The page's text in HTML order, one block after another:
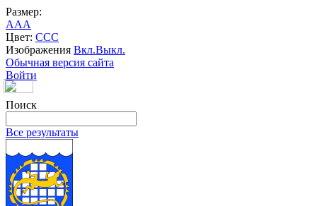
Размер:
AAA
Цвет: CCC
Изображения Вкл.Выкл.
Обычная версия сайта
Войти
Поиск
Все результаты